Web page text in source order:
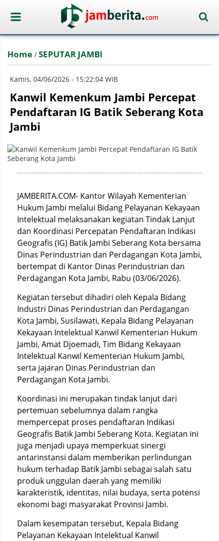
Home / SEPUTAR JAMBI
Kamis, 04/06/2026 - 15:22:04 WIB
Kanwil Kemenkum Jambi Percepat
Pendaftaran IG Batik Seberang Kota
Jambi
JAMBERITA.COM- Kantor Wilayah Kementerian
Hukum Jambi melalui Bidang Pelayanan Kekayaan
Intelektual melaksanakan kegiatan Tindak Lanjut
dan Koordinasi Percepatan Pendaftaran Indikasi
Geografis (IG) Batik Jambi Seberang Kota bersama
Dinas Perindustrian dan Perdagangan Kota Jambi,
bertempat di Kantor Dinas Perindustrian dan
Perdagangan Kota Jambi, Rabu (03/06/2026).
Kegiatan tersebut dihadiri oleh Kepala Bidang
Industri Dinas Perindustrian dan Perdagangan
Kota Jambi, Susilawati, Kepala Bidang Pelayanan
Kekayaan Intelektual Kanwil Kementerian Hukum
Jambi, Amat Djoemadi, Tim Bidang Kekayaan
Intelektual Kanwil Kementerian Hukum Jambi,
serta jajaran Dinas Perindustrian dan
Perdagangan Kota Jambi.
Koordinasi ini merupakan tindak lanjut dari
pertemuan sebelumnya dalam rangka
mempercepat proses pendaftaran Indikasi
Geografis Batik Jambi Seberang Kota. Kegiatan ini
juga menjadi upaya memperkuat sinergi
antarinstansi dalam memberikan perlindungan
hukum terhadap Batik Jambi sebagai salah satu
produk unggulan daerah yang memiliki
karakteristik, identitas, nilai budaya, serta potensi
ekonomi bagi masyarakat Provinsi Jambi.
Dalam kesempatan tersebut, Kepala Bidang
Pelayanan Kekayaan Intelektual Kanwil